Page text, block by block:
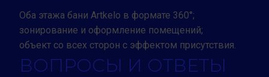
Оба этажа бани Artkelo в формате 360°;
зонирование и оформление помещений;
объект со всех сторон с эффектом присутствия.
ВОПРОСЫ И ОТВЕТЫ